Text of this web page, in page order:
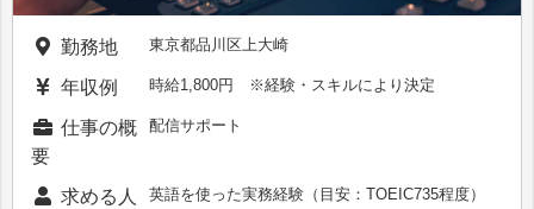
勤務地 東京都品川区上大崎
年収例 時給1,800円 ※経験・スキルにより決定
仕事の概
要
配信サポート
求める人
英語を使った実務経験（目安：TOEIC735程度）